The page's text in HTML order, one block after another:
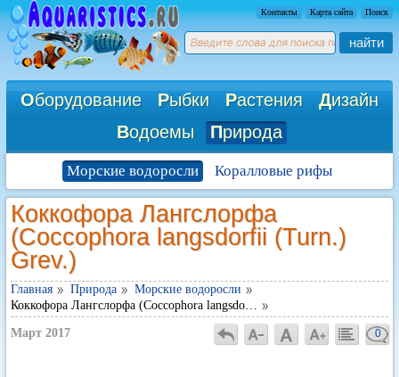
Контакты Карта сайта Поиск
найти
Оборудование Рыбки Растения Дизайн
Водоемы Природа
Морские водоросли Коралловые рифы
Коккофора Лангслорфа
(Coccophora langsdorfii (Turn.)
Grev.)
Главная Природа
Морские водоросли
Коккофора Лангслорфа (Coccophora langsdo…
Март 2017 0